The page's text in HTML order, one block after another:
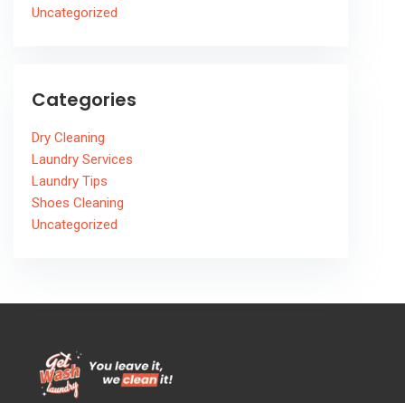
Uncategorized
Categories
Dry Cleaning
Laundry Services
Laundry Tips
Shoes Cleaning
Uncategorized